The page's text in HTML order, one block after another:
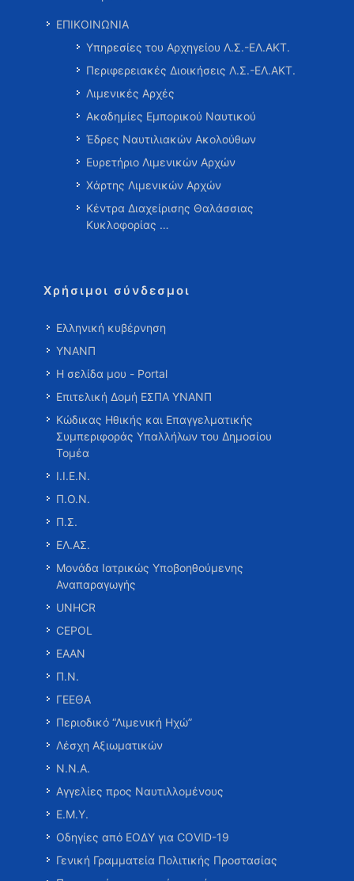
ΕΠΙΚΟΙΝΩΝΙΑ
Υπηρεσίες του Αρχηγείου Λ.Σ.-ΕΛ.ΑΚΤ.
Περιφερειακές Διοικήσεις Λ.Σ.-ΕΛ.ΑΚΤ.
Λιμενικές Αρχές
Ακαδημίες Εμπορικού Ναυτικού
Έδρες Ναυτιλιακών Ακολούθων
Ευρετήριο Λιμενικών Αρχών
Χάρτης Λιμενικών Αρχών
Κέντρα Διαχείρισης Θαλάσσιας
Κυκλοφορίας …
Χρήσιμοι σύνδεσμοι
Ελληνική κυβέρνηση
ΥΝΑΝΠ
Η σελίδα μου - Portal
Επιτελική Δομή ΕΣΠΑ ΥΝΑΝΠ
Κώδικας Ηθικής και Επαγγελματικής
Συμπεριφοράς Υπαλλήλων του Δημοσίου
Τομέα
Ι.Ι.Ε.Ν.
Π.Ο.Ν.
Π.Σ.
ΕΛ.ΑΣ.
Μονάδα Ιατρικώς Υποβοηθούμενης
Αναπαραγωγής
UNHCR
CEPOL
ΕΑΑΝ
Π.Ν.
ΓΕΕΘΑ
Περιοδικό “Λιμενική Ηχώ”
Λέσχη Αξιωματικών
Ν.Ν.Α.
Αγγελίες προς Ναυτιλλομένους
Ε.Μ.Υ.
Οδηγίες από ΕΟΔΥ για COVID-19
Γενική Γραμματεία Πολιτικής Προστασίας